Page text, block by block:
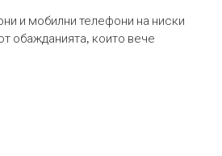
и мобилни телефони на ниски
обажданията, които вече